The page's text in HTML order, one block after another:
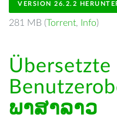
VERSION 26.2.2
281 MB (Torrent, Info)
Übersetzte
ພາສາລາວ